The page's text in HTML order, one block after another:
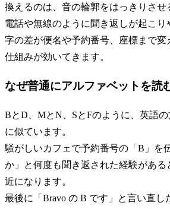
換えるのは、音の輪郭をはっきりさせ
電話や無線のように聞き返しが起こり
字の差が便名や予約番号、座標まで
仕組みが効いてきます。
なぜ普通にアルファベットを読
BとD、MとN、SとFのように、英語
に似ています。
騒がしいカフェで予約番号の「B」を
か」と何度も聞き返された経験があ
近になります。
最後に「Bravo の B です」と言い直し